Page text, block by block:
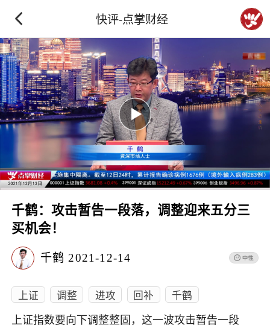
快评-点掌财经
千鹤：攻击暂告一段落，调整迎来五分三
买机会！
千鹤 2021-12-14
上证 调整 进攻 回补 千鹤
上证指数要向下调整整固，这一波攻击暂告一段